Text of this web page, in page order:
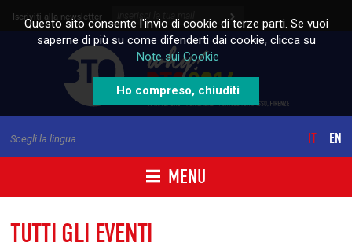
Skip to content
Iscriviti alla newsletter
MENU
Scegli la lingua IT EN
TUTTI GLI EVENTI
Questo sito consente l'invio di cookie di terze parti. Se vuoi
saperne di più su come difenderti dai cookie, clicca su
Note sui Cookie
Ho compreso, chiuditi